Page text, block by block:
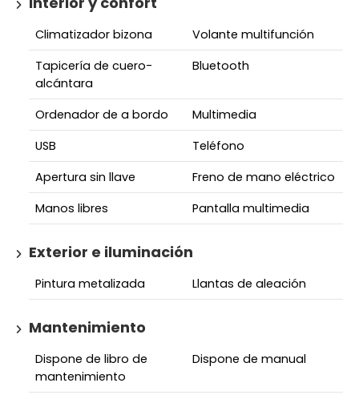
Climatizador bizona
Volante multifunción
Tapicería de cuero-
alcántara
Bluetooth
Ordenador de a bordo
Multimedia
USB
Teléfono
Apertura sin llave
Freno de mano eléctrico
Manos libres
Pantalla multimedia
Exterior e iluminación
Pintura metalizada Llantas de aleación
Mantenimiento
Dispone de libro de
mantenimiento
Dispone de manual